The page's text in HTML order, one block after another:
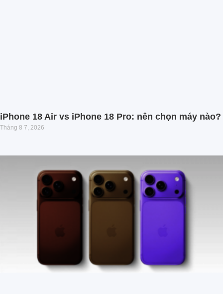
iPhone 18 Air vs iPhone 18 Pro: nên chọn máy nào?
Tháng 8 7, 2026